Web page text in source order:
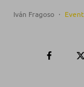
Iván Fragoso ·